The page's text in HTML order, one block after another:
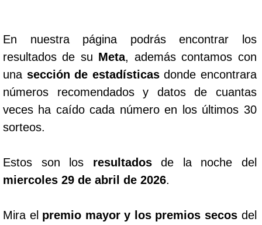
Dorado Noche
Fantástica Día
Fantástica Noche
Motilon Tarde
En nuestra página podrás encontrar los
resultados de su Meta, además contamos con
una sección de estadísticasdonde encontrara
números recomendados y datos de cuantas
veces ha caído cada número en los últimos 30
sorteos.
Estos son los resultadosde la noche del
miercoles 29 de abril de 2026.
Mira el premio mayor y los premios secosdel